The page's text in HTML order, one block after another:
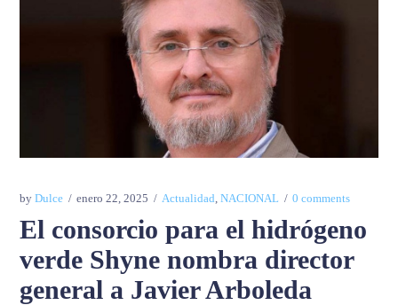
byDulce enero 22, 2025 Actualidad ,NACIONAL 0 comments
El consorcio para el hidrógeno
verde Shyne nombra director
general a Javier Arboleda